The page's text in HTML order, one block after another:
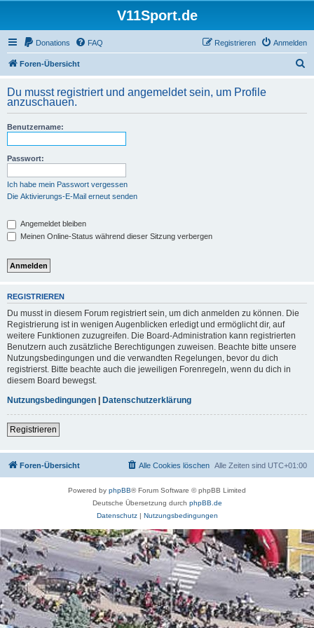
V11Sport.de
Donations FAQ Anmelden
Registrieren
Foren-Übersicht
h
Du musst registriert und angemeldet sein, um Profile
anzuschauen.
Benutzername:
Passwort:
Ich habe mein Passwort vergessen
Die Aktivierungs-E-Mail erneut senden
Angemeldet bleiben
Meinen Online-Status während dieser Sitzung verbergen
REGISTRIEREN
Du musst in diesem Forum registriert sein, um dich anmelden zu können. Die
Registrierung ist in wenigen Augenblicken erledigt und ermöglicht dir, auf
weitere Funktionen zuzugreifen. Die Board-Administration kann registrierten
Benutzern auch zusätzliche Berechtigungen zuweisen. Beachte bitte unsere
Nutzungsbedingungen und die verwandten Regelungen, bevor du dich
registrierst. Bitte beachte auch die jeweiligen Forenregeln, wenn du dich in
diesem Board bewegst.
Nutzungsbedingungen | Datenschutzerklärung
Registrieren
Foren-Übersicht Alle Zeiten sind UTC+01:00
Alle Cookies löschen
Powered by phpBB® Forum Software © phpBB Limited
Deutsche Übersetzung durch phpBB.de
Datenschutz| Nutzungsbedingungen